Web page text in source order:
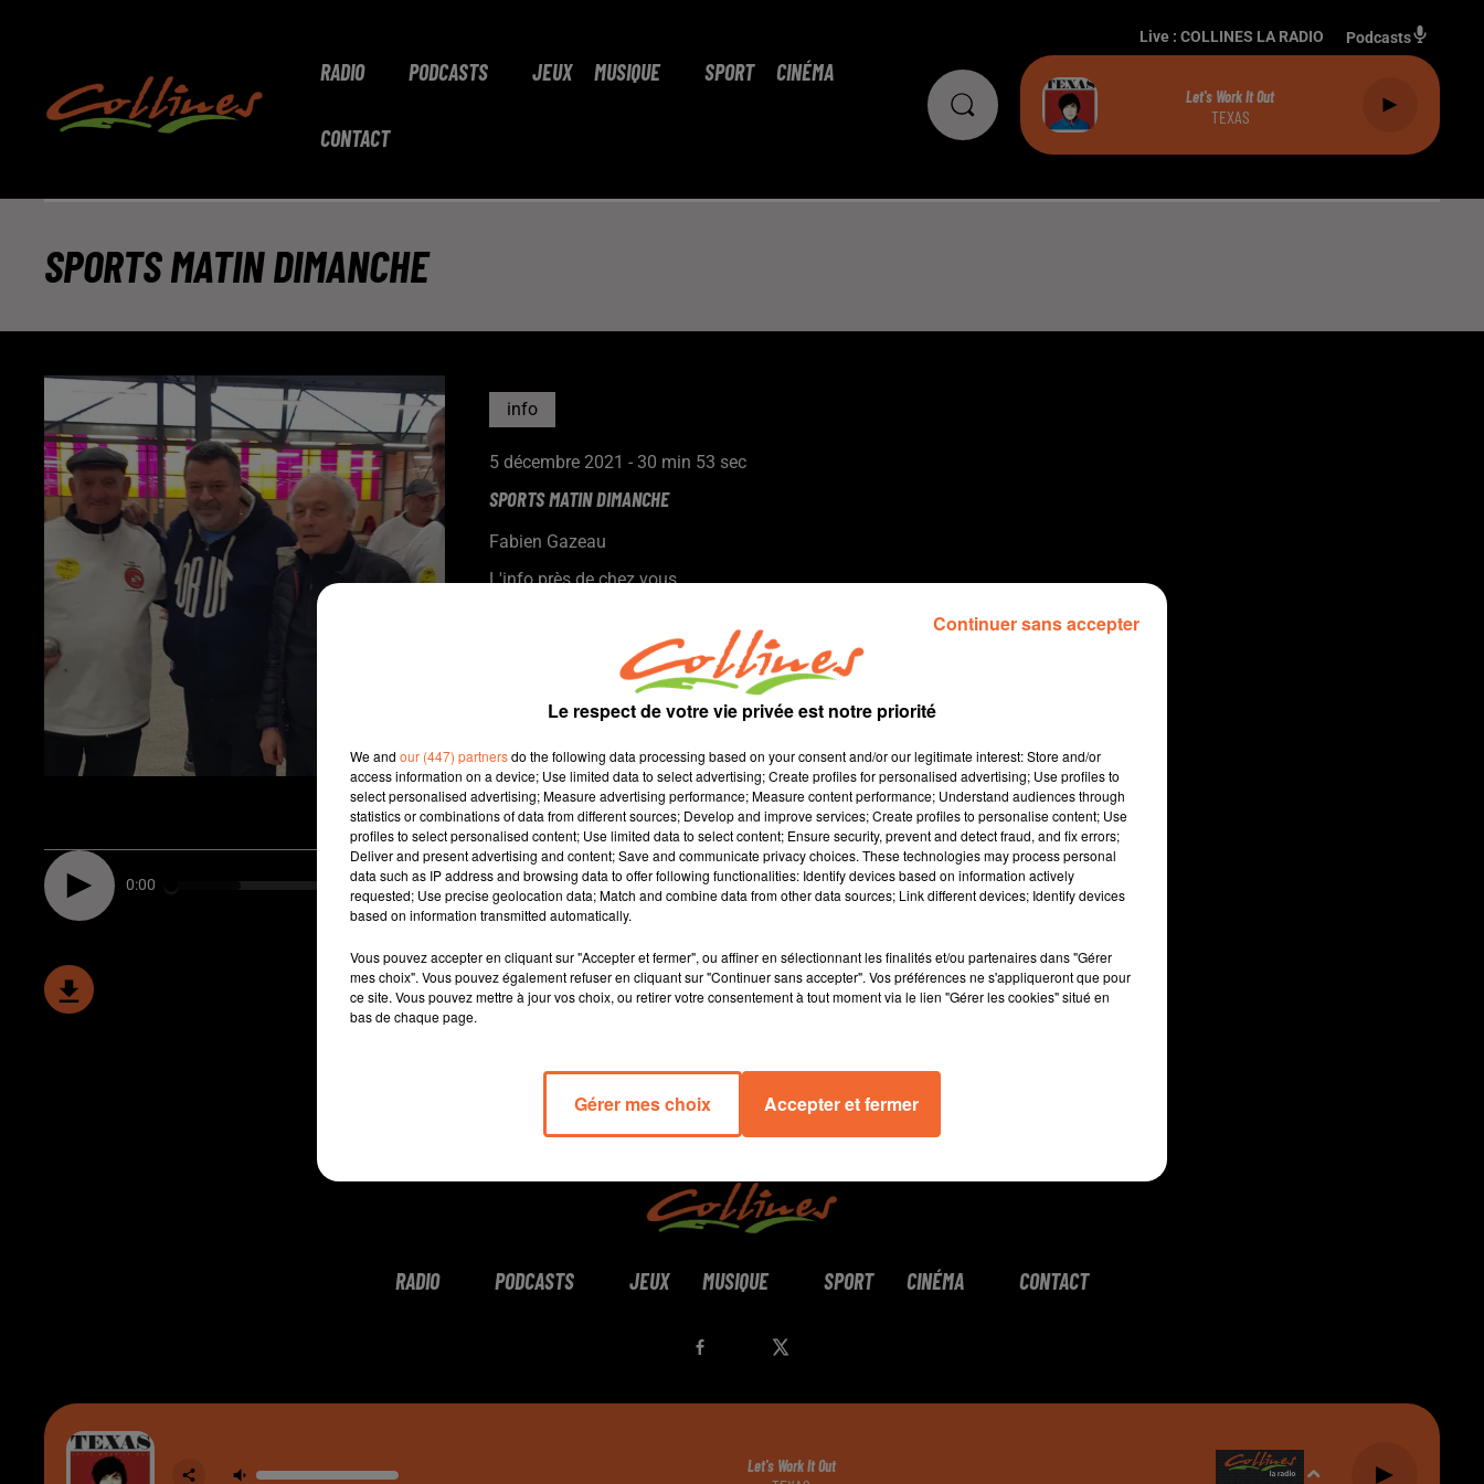
RADIO PODCASTS JEUX MUSIQUE SPORT CINÉMA
CONTACT
Live : COLLINES LA RADIO Podcasts
Let's Work It Out
TEXAS
SPORTS MATIN DIMANCHE
info
5 décembre 2021 - 30 min 53 sec
SPORTS MATIN DIMANCHE
Fabien Gazeau
L'info près de chez vous
- Deux champions du monde de pétanque hier à Bressuire et
notamment Philippe Quintais, le Zidane de la discipline (photo)
- Foot : les chamois reçoivent demain Toulouse, Thouars
caracole en tête de la R1
- Basket : Cholet chez le leader Boulogne-Levallois cet après-
midi
- Trail : les Bosses de St Paul dimanche prochain...
0:00 30 min 53 sec
RADIO PODCASTS JEUX MUSIQUE SPORT CINÉMA CONTACT
Let's Work It Out
Le respect de votre vie privée est notre priorité
We and our (447) partnersdo the following data processing based on your consent and/or our legitimate interest: Store and/or
access information on a device; Use limited data to select advertising; Create profiles for personalised advertising; Use profiles to
select personalised advertising; Measure advertising performance; Measure content performance; Understand audiences through
statistics or combinations of data from different sources; Develop and improve services; Create profiles to personalise content; Use
profiles to select personalised content; Use limited data to select content; Ensure security, prevent and detect fraud, and fix errors;
Deliver and present advertising and content; Save and communicate privacy choices. These technologies may process personal
data such as IP address and browsing data to offer following functionalities: Identify devices based on information actively
requested; Use precise geolocation data; Match and combine data from other data sources; Link different devices; Identify devices
based on information transmitted automatically.
Vous pouvez accepter en cliquant sur "Accepter et fermer", ou affiner en sélectionnant les finalités et/ou partenaires dans "Gérer
mes choix". Vous pouvez également refuser en cliquant sur "Continuer sans accepter". Vos préférences ne s'appliqueront que pour
ce site. Vous pouvez mettre à jour vos choix, ou retirer votre consentement à tout moment via le lien "Gérer les cookies" situé en
bas de chaque page.
Gérer mes choix Accepter et fermer
Continuer sans accepter